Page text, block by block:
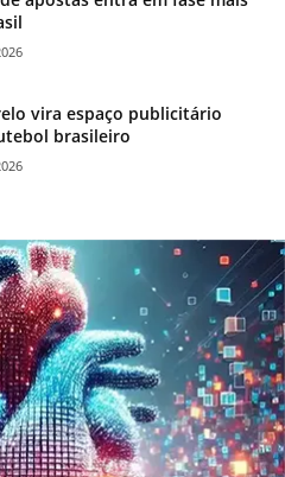
vira espaço publicitário
brasileiro